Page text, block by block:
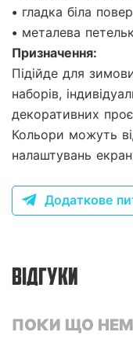
• гладка біла
• металева
Призначення:
Підійде для
наборів,
декоративних
Кольори можуть
налаштувань
Додаткове
ВІДГУКИ
ПОКИ ЩО